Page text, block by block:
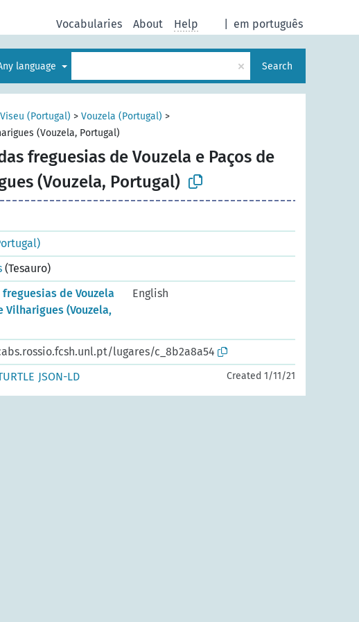
em português
Vocabularies About Help
language × Search
(Portugal) > Vouzela (Portugal) >
(Vouzela, Portugal)
freguesias de Vouzela e Paços de
(Vouzela, Portugal)
(Tesauro)
de Vouzela
Vilharigues (Vouzela,
English
lugares/c_8b2a8a54
JSON-LD Created 1/11/21